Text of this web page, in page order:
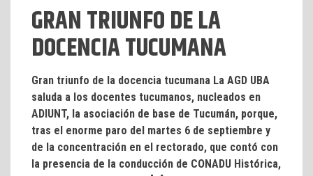
GRAN TRIUNFO DE LA
DOCENCIA TUCUMANA
Gran triunfo de la docencia tucumana La AGD UBA
saluda a los docentes tucumanos, nucleados en
ADIUNT, la asociación de base de Tucumán, porque,
tras el enorme paro del martes 6 de septiembre y
de la concentración en el rectorado, que contó con
la presencia de la conducción de CONADU Histórica,